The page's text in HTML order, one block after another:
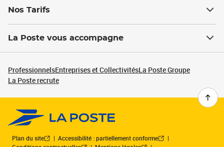
Nos Tarifs
La Poste vous accompagne
ProfessionnelsEntreprises et CollectivitésLa Poste Groupe
La Poste recrute
Plan du site
Accessibilité : partiellement conforme